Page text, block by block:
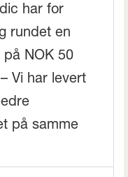
har for
rundet en
på NOK 50
Vi har levert
på samme